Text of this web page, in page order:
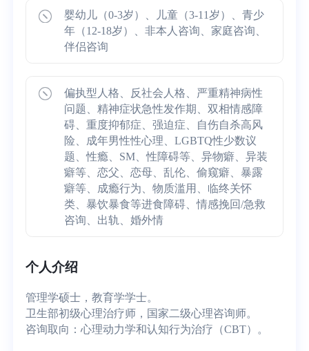
婴幼儿（0-3岁）、儿童（3-11岁）、青少
年（12-18岁）、非本人咨询、家庭咨询、
伴侣咨询
偏执型人格、反社会人格、严重精神病性
问题、精神症状急性发作期、双相情感障
碍、重度抑郁症、强迫症、自伤自杀高风
险、成年男性性心理、LGBTQ性少数议
题、性瘾、SM、性障碍等、异物癖、异装
癖等、恋父、恋母、乱伦、偷窥癖、暴露
癖等、成瘾行为、物质滥用、临终关怀
类、暴饮暴食等进食障碍、情感挽回/急救
咨询、出轨、婚外情
个人介绍
管理学硕士，教育学学士。
卫生部初级心理治疗师，国家二级心理咨询师。
咨询取向：心理动力学和认知行为治疗（CBT）。